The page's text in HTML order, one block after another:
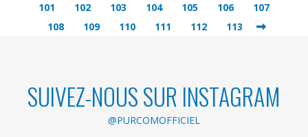
101
102 103 104 105 106
107
108
109 110 111 112 113
SUIVEZ-NOUS SUR INSTAGRAM
@PURCOMOFFICIEL